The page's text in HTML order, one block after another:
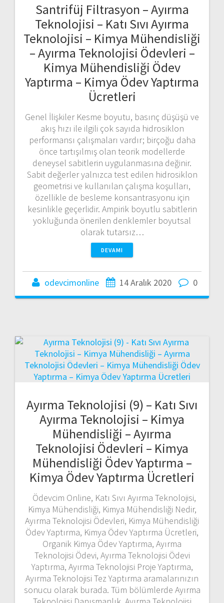
Santrifüj Filtrasyon – Ayırma
Teknolojisi – Katı Sıvı Ayırma
Teknolojisi – Kimya Mühendisliği
– Ayırma Teknolojisi Ödevleri –
Kimya Mühendisliği Ödev
Yaptırma – Kimya Ödev Yaptırma
Ücretleri
Genel İlişkiler Kesme boyutu, basınç düşüşü ve
akış hızı ile ilgili çok sayıda hidrosiklon
performansı çalışmaları vardır; birçoğu daha
önce tartışılmış olan teorik modellerde
deneysel sabitlerin uygulanmasına değinir.
Sabit değerler yalnızca test edilen hidrosiklon
geometrisi ve kullanılan çalışma koşulları,
özellikle de besleme konsantrasyonu için
kesinlikle geçerlidir. Ampirik boyutlu sabitlerin
yokluğunda önerilen denklemler boyutsal
olarak tutarsız…
DEVAMI
odevcimonline 14 Aralık 2020 0
Ayırma Teknolojisi (9) – Katı Sıvı
Ayırma Teknolojisi – Kimya
Mühendisliği – Ayırma
Teknolojisi Ödevleri – Kimya
Mühendisliği Ödev Yaptırma –
Kimya Ödev Yaptırma Ücretleri
Ödevcim Online, Katı Sıvı Ayırma Teknolojisi,
Kimya Mühendisliği, Kimya Mühendisliği Nedir,
Ayırma Teknolojisi Ödevleri, Kimya Mühendisliği
Ödev Yaptırma, Kimya Ödev Yaptırma Ücretleri,
Organik Kimya Ödev Yaptırma, Ayırma
Teknolojisi Ödevi, Ayırma Teknolojisi Ödevi
Yaptırma, Ayırma Teknolojisi Proje Yaptırma,
Ayırma Teknolojisi Tez Yaptırma aramalarınızın
sonucu olarak burada. Tüm bölümlerde Ayırma